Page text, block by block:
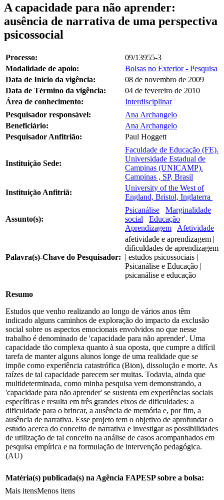
A capacidade para não aprender:
ausência de narrativa de uma perspectiva
psicossocial
Processo:
09/13955-3
Modalidade de apoio:
Bolsas no Exterior - Pesquisa
Data de Início da vigência:
08 de novembro de 2009
Data de Término da vigência:
04 de fevereiro de 2010
Área de conhecimento:
Interdisciplinar
Pesquisador responsável:
Ana Archangelo
Beneficiário:
Ana Archangelo
Pesquisador Anfitrião:
Paul Hoggett
Instituição Sede:
Faculdade de Educação (FE).
Universidade Estadual de
Campinas (UNICAMP).
Campinas , SP, Brasil
Instituição Anfitriã:
University of the West of
England, Bristol, Inglaterra
Assunto(s):
Psicanálise
Marginalidade
social
Educação
Aprendizagem
Afetividade
Palavra(s)-Chave do Pesquisador:
afetividade e aprendizagem |
dificuldades de aprendizagem
| estudos psicossociais |
Psicanálise e Educação |
psicanálise e educação
Resumo
Estudos que venho realizando ao longo de vários anos têm
indicado alguns caminhos de exploração do impacto da exclusão
social sobre os aspectos emocionais envolvidos no que nesse
trabalho é denominado de 'capacidade para não aprender'. Uma
capacidade tão complexa quanto à sua oposta, que cumpre a difícil
tarefa de manter alguns alunos longe de uma realidade que se
impõe como experiência catastrófica (Bion), dissolução e morte. As
raízes de tal capacidade parecem ser muitas. Todavia, ainda que
multideterminada, como minha pesquisa vem demonstrando, a
'capacidade para não aprender' se sustenta em experiências sociais
específicas e resulta em três grandes eixos de dificuldades: a
dificuldade para o brincar, a ausência de memória e, por fim, a
ausência de narrativa. Esse projeto tem o objetivo de aprofundar o
estudo acerca do conceito de narrativa e investigar as possibilidades
de utilização de tal conceito na análise de casos acompanhados em
pesquisa empírica e na formulação de intervenção pedagógica.
(AU)
Matéria(s) publicada(s) na Agência FAPESP sobre a bolsa:
Mais itensMenos itens